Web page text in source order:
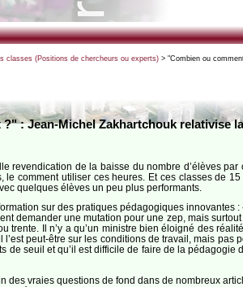
classes (Positions de chercheurs ou experts)> "Combien ou
: Jean-Michel Zakhartchouk relativise
revendication de la baisse du nombre d’élèves
le comment utiliser ces heures. Et ces classes de
quelques élèves un peu plus performants.
sur des pratiques pédagogiques innovantes
demander une mutation pour une zep, mais
trente. Il n’y a qu’un ministre bien éloigné des
peut-être sur les conditions de travail, mais pas
de seuil et qu’il est difficile de faire de la
vraies questions de fond dans de nombreux